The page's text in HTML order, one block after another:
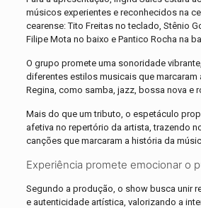
músicos experientes e reconhecidos na
cearense: Tito Freitas no teclado, Stênio
Filipe Mota no baixo e Pantico Rocha na
O grupo promete uma sonoridade
diferentes estilos musicais que marcaram
Regina, como samba, jazz, bossa nova e
Mais do que um tributo, o espetáculo
afetiva no repertório da artista, trazendo
canções que marcaram a história da
Experiência promete emocionar o
Segundo a produção, o show busca unir
e autenticidade artística, valorizando a